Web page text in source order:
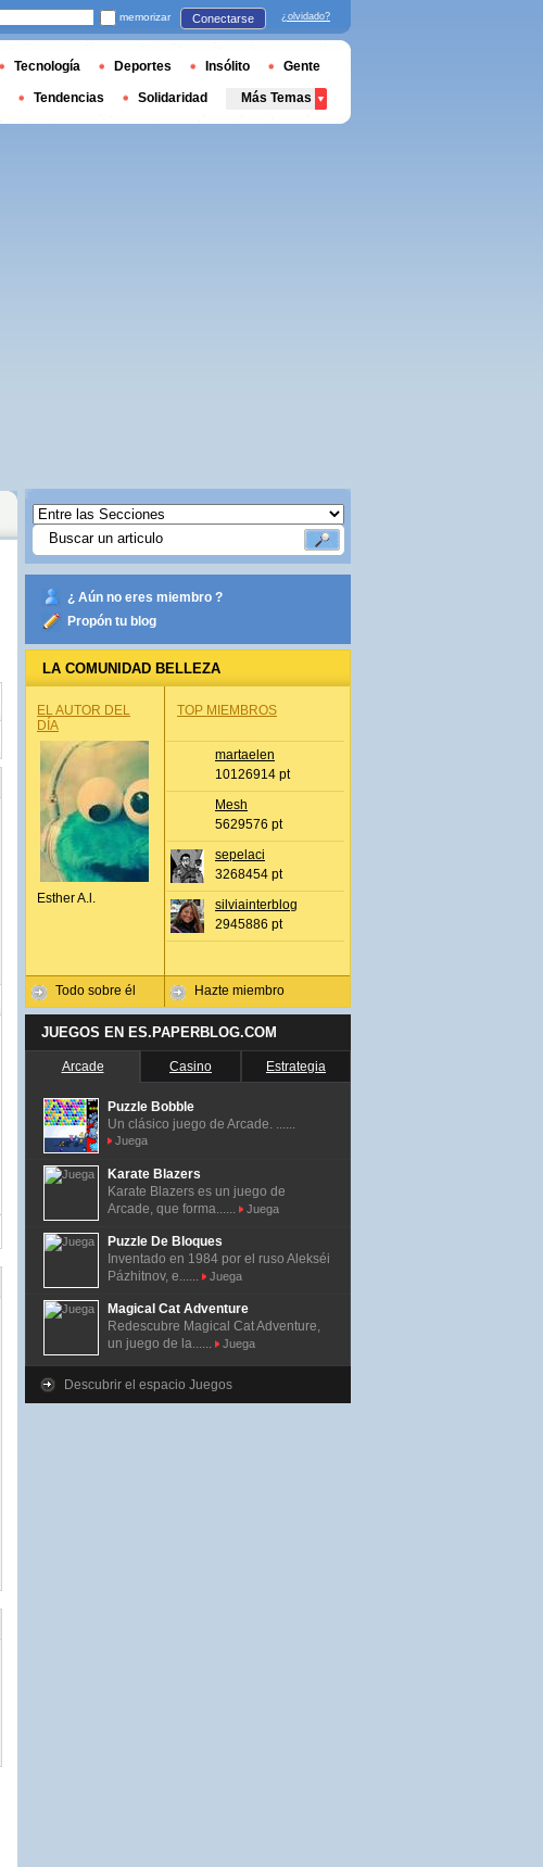
¿ Aún no eres miembro ?
Propón tu blog
LA COMUNIDAD BELLEZA
EL AUTOR DEL
DÍA
Esther A.l.
Todo sobre él
TOP MIEMBROS
martaelen
10126914 pt
Mesh
5629576 pt
sepelaci
3268454 pt
silviainterblog
2945886 pt
Hazte miembro
JUEGOS EN ES.PAPERBLOG.COM
Arcade Casino Estrategia
Puzzle Bobble
Un clásico juego de Arcade. ......
Juega
Karate Blazers
Karate Blazers es un juego de
Arcade, que forma......
Juega
Puzzle De Bloques
Inventado en 1984 por el ruso Alekséi
Pázhitnov, e......
Juega
Magical Cat Adventure
Redescubre Magical Cat Adventure,
un juego de la......
Juega
Descubrir el espacio Juegos
memorizar Conectarse ¿olvidado?
Tecnología Deportes Insólito Gente
Tendencias Solidaridad Más Temas